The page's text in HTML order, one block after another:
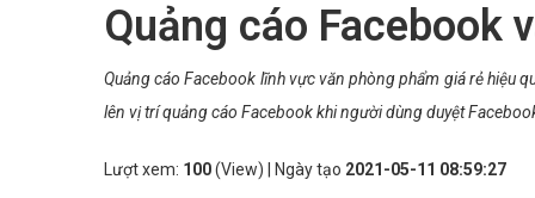
Chính
Liên hệ
Chính
Quảng cáo Facebook
Quảng cáo Facebook lĩnh vực văn phòng phẩm giá rẻ hiệu
lên vị trí quảng cáo Facebook khi người dùng duyệt
Lượt xem: 100(View) | Ngày tạo 2021-05-11 08:59:27